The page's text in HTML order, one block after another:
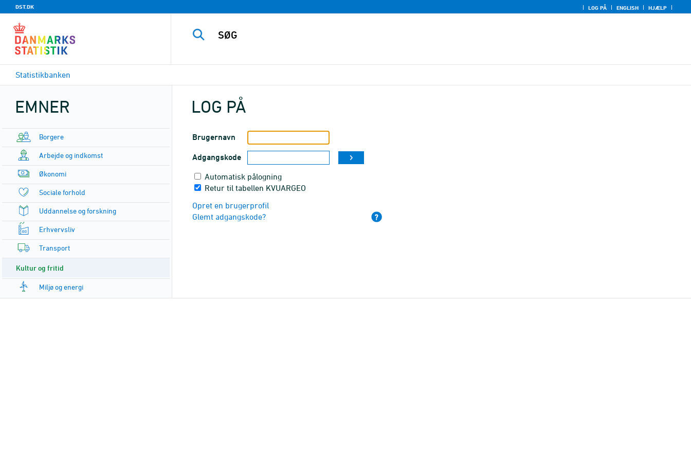
DST.DK LOG PÅ ENGLISH HJÆLP
Statistikbanken
EMNER
Borgere
Arbejde og indkomst
Økonomi
Sociale forhold
Uddannelse og forskning
Erhvervsliv
Transport
Kultur og fritid
Miljø og energi
LOG PÅ
Brugernavn
Adgangskode
Automatisk pålogning
Retur til tabellen KVUARGEO
Opret en brugerprofil
Glemt adgangskode?